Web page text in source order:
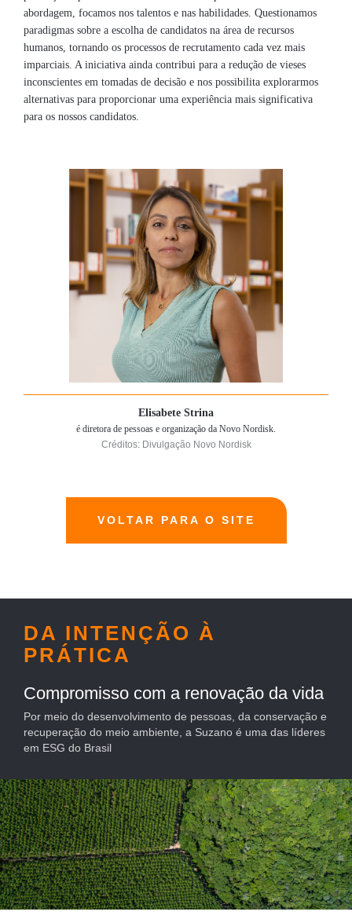
abordagem, focamos nos talentos e nas habilidades. Questionamos
paradigmas sobre a escolha de candidatos na área de recursos
humanos, tornando os processos de recrutamento cada vez mais
imparciais. A iniciativa ainda contribui para a redução de vieses
inconscientes em tomadas de decisão e nos possibilita explorarmos
alternativas para proporcionar uma experiência mais significativa
para os nossos candidatos.
Elisabete Strina
é diretora de pessoas e organização da Novo Nordisk.
Créditos: Divulgação Novo Nordisk
VOLTAR PARA O SITE
DA INTENÇÃO À
PRÁTICA
Compromisso com a renovação da vida
Por meio do desenvolvimento de pessoas, da conservação e
recuperação do meio ambiente, a Suzano é uma das líderes
em ESG do Brasil